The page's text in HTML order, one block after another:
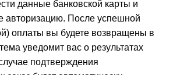
данные банковской карты и
авторизацию. После успешной
оплаты вы будете возвращены в
уведомит вас о результатах
подтверждения